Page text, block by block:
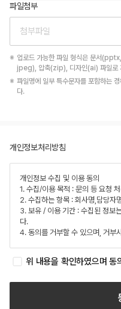
파일첨부
업로드 가능한 파일 형식은 문서
jpeg), 압축(zip), 디자인(ai) 파일로
파일명에 일부 특수문자를 포함하는
다.
개인정보처리방침
개인정보 수집 및 이용 동의
1. 수집/이용 목적 : 문의 등 요청
2. 수집하는 항목 : 회사명,담당자
3. 보유 / 이용 기간 : 수집된 정보
다.
4. 동의를 거부할 수 있으며, 거부
위 내용을 확인하였으며 동